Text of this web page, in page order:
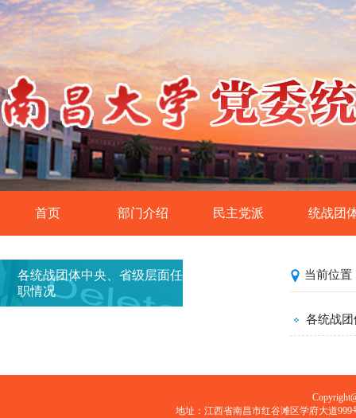
首页 部门介绍 民主党派
民盟南昌大学委员
民建南昌大学委员
农工党南昌大学委员
九三学社南昌大学委员
统战团
党外知识
欧美同学会·留
职情
各统战团体中央、省级层面任
职情况
当前位置
各统战
地址：江西省南昌市红谷滩区学府大道999